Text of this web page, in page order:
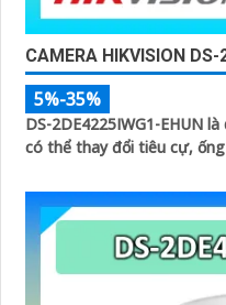
CAMERA HIKVISION
5%-35%
DS-2DE4225IWG1-EHUN
có thể thay đổi tiêu cự,